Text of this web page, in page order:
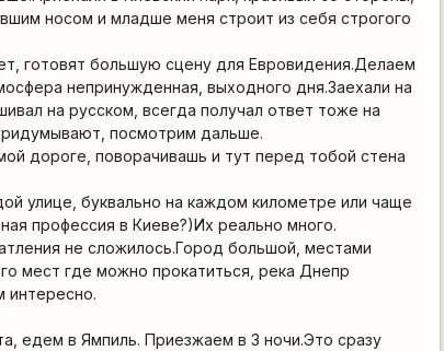
носом и младше меня строит из себя строгого
готовят большую сцену для Евровидения.Делаем
непринужденная, выходного дня.Заехали на
на русском, всегда получал ответ тоже на
посмотрим дальше.
дороге, поворачивашь и тут перед тобой стена
улице, буквально на каждом километре или чаще
профессия в Киеве?)Их реально много.
не сложилось.Город большой, местами
мест где можно прокатиться, река Днепр
интересно.
едем в Ямпиль. Приезжаем в 3 ночи.Это сразу